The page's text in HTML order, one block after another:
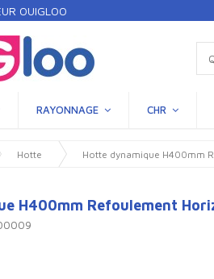
OUIGLOO
RAYONNAGE CHR
Hotte Hotte dynamique H400mm
H400mm Refoulement